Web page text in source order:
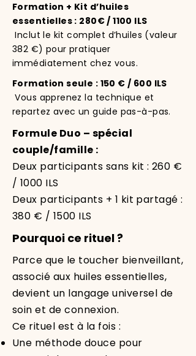
Formation + Kit d’huiles
essentielles : 280€ / 1100 ILS
Inclut le kit complet d’huiles (valeur
382 €) pour pratiquer
immédiatement chez vous.
Formation seule : 150 € / 600 ILS
Vous apprenez la technique et
repartez avec un guide pas-à-pas.
Formule Duo – spécial
couple/famille :
Deux participants sans kit : 260 €
/ 1000 ILS
Deux participants + 1 kit partagé :
380 € / 1500 ILS
Pourquoi ce rituel ?
Parce que le toucher bienveillant,
associé aux huiles essentielles,
devient un langage universel de
soin et de connexion.
Ce rituel est à la fois :
Une méthode douce pour